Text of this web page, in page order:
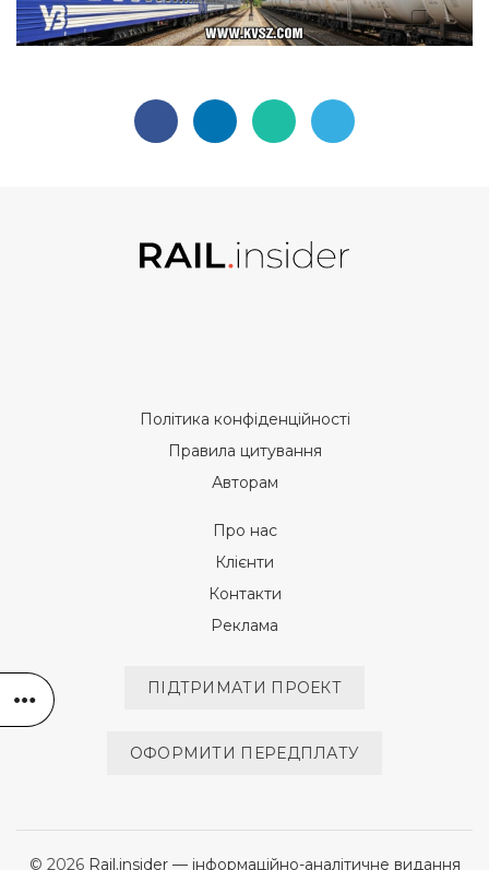
Політика конфіденційності
Правила цитування
Авторам
Про нас
Клієнти
Контакти
Реклама
ПІДТРИМАТИ ПРОЕКТ
ОФОРМИТИ ПЕРЕДПЛАТУ
© 2026 Rail.insider — інформаційно-аналітичне видання